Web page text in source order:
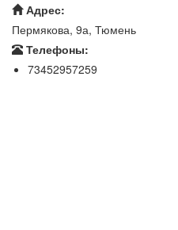
Адрес:
Пермякова, 9а, Тюмень
Телефоны:
73452957259